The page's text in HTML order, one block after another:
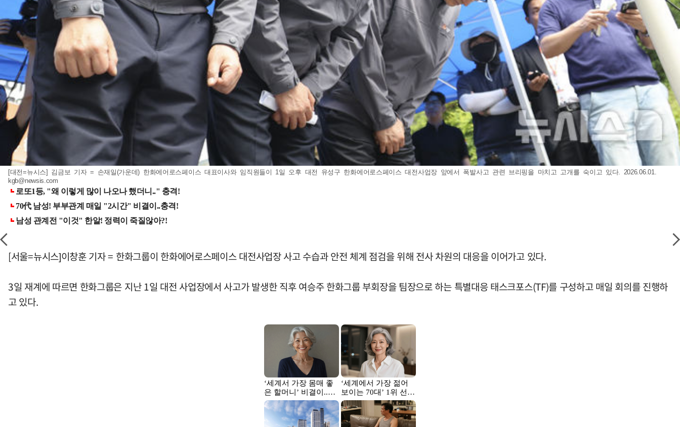
[대전=뉴시스] 김금보 기자 = 손재일(가운데) 한화에어로스페이스 대표이사와 임직원들이 1일 오후 대전 유성구 한화에어로스페이스 대전사업장 앞에서 폭발사고 관련 브리핑을 마치고 고개를 숙이고 있다. 2026.06.01.
kgb@newsis.com
[서울=뉴시스]이창훈 기자 = 한화그룹이 한화에어로스페이스 대전사업장 사고 수습과 안전 체계 점검을 위해 전사 차원의 대응을 이어가고 있다.
3일 재계에 따르면 한화그룹은 지난 1일 대전 사업장에서 사고가 발생한 직후 여승주 한화그룹 부회장을 팀장으로 하는 특별대응 태스크포스(TF)를 구성하고 매일 회의를 진행하
고 있다.